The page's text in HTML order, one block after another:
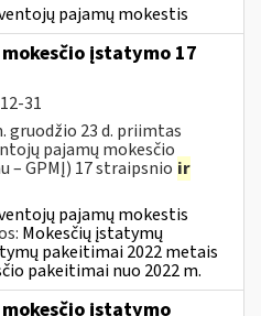
pajamų mokestis
įstatymo 17
31
gruodžio 23 d. priimtas
pajamų mokesčio
– GPMĮ) 17 straipsnio ir
pajamų mokestis
Mokesčių įstatymų
pakeitimai 2022 metais
pakeitimai nuo 2022 m.
įstatymo